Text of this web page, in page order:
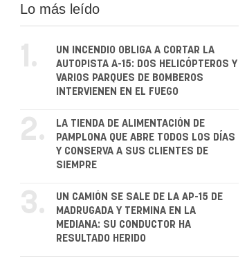
Lo más leído
1.
UN INCENDIO OBLIGA A CORTAR LA
AUTOPISTA A-15: DOS HELICÓPTEROS Y
VARIOS PARQUES DE BOMBEROS
INTERVIENEN EN EL FUEGO
2.
LA TIENDA DE ALIMENTACIÓN DE
PAMPLONA QUE ABRE TODOS LOS DÍAS
Y CONSERVA A SUS CLIENTES DE
SIEMPRE
3.
UN CAMIÓN SE SALE DE LA AP-15 DE
MADRUGADA Y TERMINA EN LA
MEDIANA: SU CONDUCTOR HA
RESULTADO HERIDO